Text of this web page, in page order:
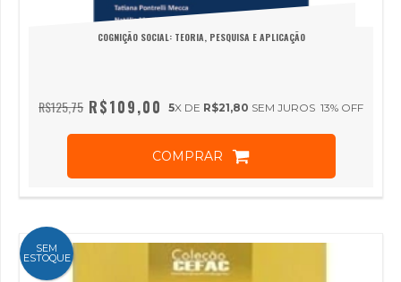
COGNIÇÃO SOCIAL: TEORIA, PESQUISA E APLICAÇÃO
R$125,75 13% OFF
R$109,00 5X DE R$21,80 SEM JUROS
COMPRAR
SEM
ESTOQUE